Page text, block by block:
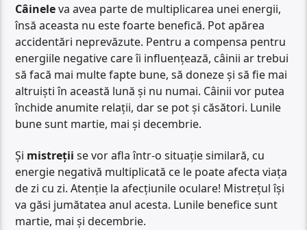
Câineleva avea parte de multiplicarea unei energii,
însă aceasta nu este foarte benefică. Pot apărea
accidentări neprevăzute. Pentru a compensa pentru
energiile negative care îi influențează, câinii ar trebui
să facă mai multe fapte bune, să doneze și să fie mai
altruiști în această lună și nu numai. Câinii vor putea
închide anumite relații, dar se pot și căsători. Lunile
bune sunt martie, mai și decembrie.
Și mistreții se vor afla într-o situație similară, cu
energie negativă multiplicată ce le poate afecta viața
de zi cu zi. Atenție la afecțiunile oculare! Mistrețul își
va găsi jumătatea anul acesta. Lunile benefice sunt
martie, mai și decembrie.